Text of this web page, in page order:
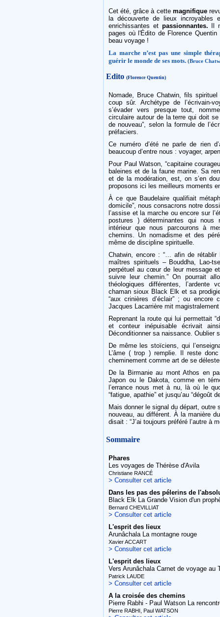
Cet été, grâce à cette magnifique
la découverte de lieux incroyables
enrichissantes et passionnantes. Il
pages où l'Édito de Florence
beau voyage !
La marche n’est pas une simple
guérir le monde de ses mots. (Bruce
Edito (Florence Quentin)
Nomade, Bruce Chatwin, fils
coup sûr. Archétype de l’écrivain-
s’évader vers presque tout,
circulaire autour de la terre qui doit
de nouveau”, selon la formule de
préfaciers.
Ce numéro d’été ne parle de rien
beaucoup d’entre nous : voyager,
Pour Paul Watson, “capitaine
baleines et de la faune marine. Sa
et de la modération, est, on s’en
proposons ici les meilleurs moments
À ce que Baudelaire qualifiait
domicile”, nous consacrons notre
l’assise et la marche ou encore sur
postures ) déterminantes qui nous
intérieur que nous parcourons à
chemins. Un nomadisme et des
même de discipline spirituelle.
Chatwin, encore : “… afin de rétablir
maîtres spirituels – Bouddha, Lao-
perpétuel au cœur de leur message
suivre leur chemin.” On pourrait
théologiques différentes, l’ardente
chaman sioux Black Elk et sa
“aux crinières d’éclair” ; ou
Jacques Lacarrière mit
Reprenant la route qui lui permettait
et conteur inépuisable écrivait
Déconditionner sa naissance. Oublier
De même les stoïciens, qui
L’âme ( trop ) remplie. Il reste
cheminement comme art de se
De la Birmanie au mont Athos en
Japon ou le Dakota, comme en
l’errance nous met à nu, là où le
“fatigue, apathie” et jusqu’au “dégoût
Mais donner le signal du départ, outre
nouveau, au différent. À la manière
disait : “J’ai toujours préféré l’autre à
Sommaire
Phares
Les voyages de Thérèse d'Avila
Christiane RANCÉ
> Consulter cet article
Dans les pas des pélerins de
Black Elk La Grande Vision d'un
Bernard CHEVILLIAT
> Consulter cet article
L'esprit des lieux
Arunâchala La montagne rouge
Xavier ACCART
> Consulter cet article
L'esprit des lieux
Vers Arunâchala Carnet de voyage au
Patrick LAUDE
> Consulter cet article
A la croisée des chemins
Pierre Rabhi - Paul Watson La
Pierre RABHI, Paul WATSON